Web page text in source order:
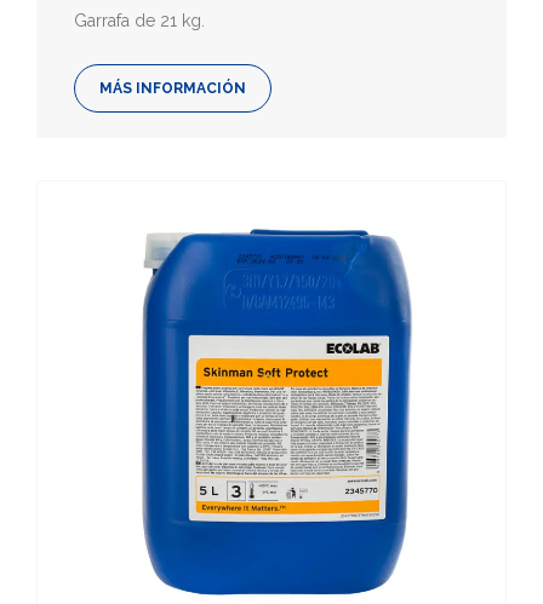
Garrafa de 21 kg.
MÁS INFORMACIÓN